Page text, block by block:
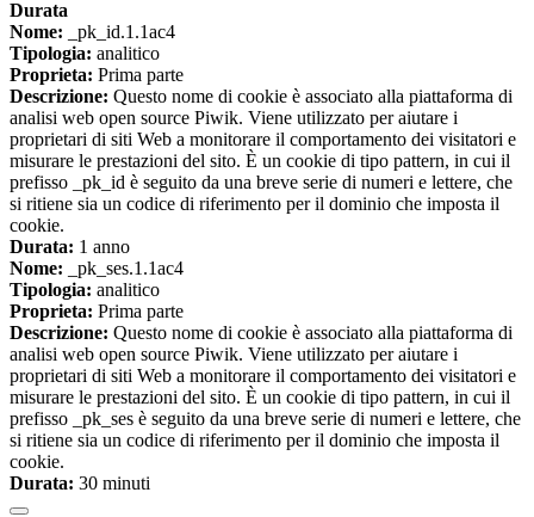
Durata
Nome: _pk_id.1.1ac4
Tipologia: analitico
Proprieta: Prima parte
Descrizione: Questo nome di cookie è associato alla piattaforma di
analisi web open source Piwik. Viene utilizzato per aiutare i
proprietari di siti Web a monitorare il comportamento dei visitatori e
misurare le prestazioni del sito. È un cookie di tipo pattern, in cui il
prefisso _pk_id è seguito da una breve serie di numeri e lettere, che
si ritiene sia un codice di riferimento per il dominio che imposta il
cookie.
Durata: 1 anno
Nome: _pk_ses.1.1ac4
Tipologia: analitico
Proprieta: Prima parte
Descrizione: Questo nome di cookie è associato alla piattaforma di
analisi web open source Piwik. Viene utilizzato per aiutare i
proprietari di siti Web a monitorare il comportamento dei visitatori e
misurare le prestazioni del sito. È un cookie di tipo pattern, in cui il
prefisso _pk_ses è seguito da una breve serie di numeri e lettere, che
si ritiene sia un codice di riferimento per il dominio che imposta il
cookie.
Durata: 30 minuti